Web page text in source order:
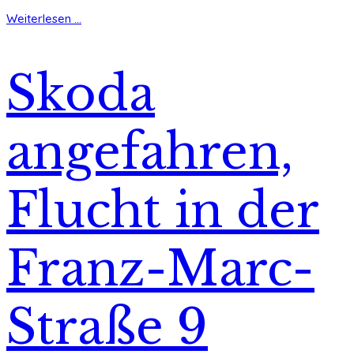
Weiterlesen ...
Skoda
angefahren,
Flucht in der
Franz-Marc-
Straße 9